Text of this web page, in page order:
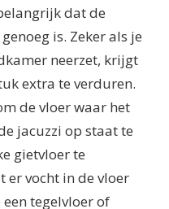
dat de
is. Zeker als je
neerzet, krijgt
extra te verduren.
de vloer waar het
jacuzzi op staat te
gietvloer te
er vocht in de vloer
tegelvloer of